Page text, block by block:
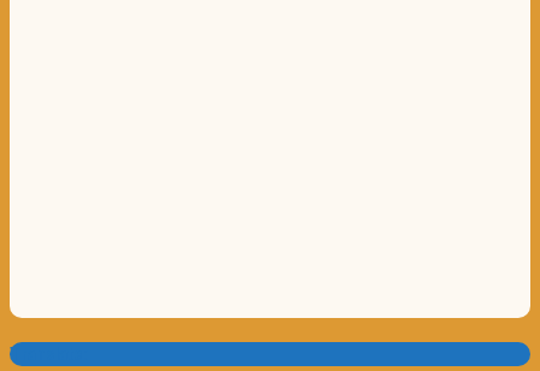
Translate: